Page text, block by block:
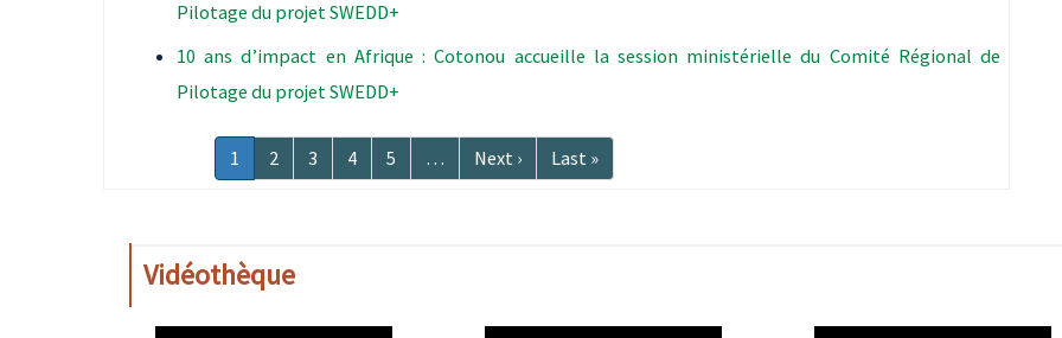
Pilotage du projet SWEDD+
10 ans d’impact en Afrique : Cotonou accueille la session ministérielle du Comité Régional de
Pilotage du projet SWEDD+
Page
courante
1 Page
2 Page
3 Page
4 Page
5 …
Page
suivante
Next ›
Dernière
page
Last »
Vidéothèque